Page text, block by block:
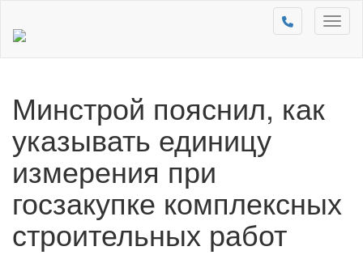
Минстрой пояснил, как
указывать единицу
измерения при
госзакупке комплексных
строительных работ